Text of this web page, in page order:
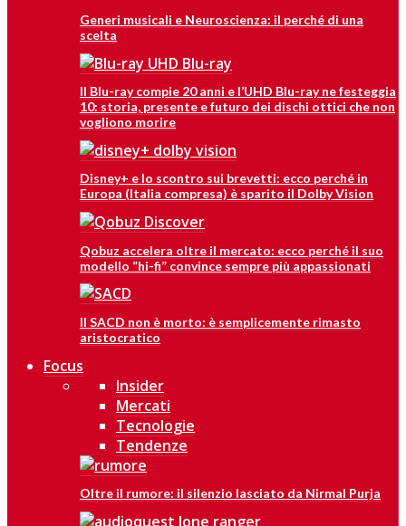
Generi musicali e Neuroscienza: il perché di una
scelta
Il Blu-ray compie 20 anni e l’UHD Blu-ray ne festeggia
10: storia, presente e futuro dei dischi ottici che non
vogliono morire
Disney+ e lo scontro sui brevetti: ecco perché in
Europa (Italia compresa) è sparito il Dolby Vision
Qobuz accelera oltre il mercato: ecco perché il suo
modello “hi-fi” convince sempre più appassionati
Il SACD non è morto: è semplicemente rimasto
aristocratico
Focus
Insider
Mercati
Tecnologie
Tendenze
Oltre il rumore: il silenzio lasciato da Nirmal Purja